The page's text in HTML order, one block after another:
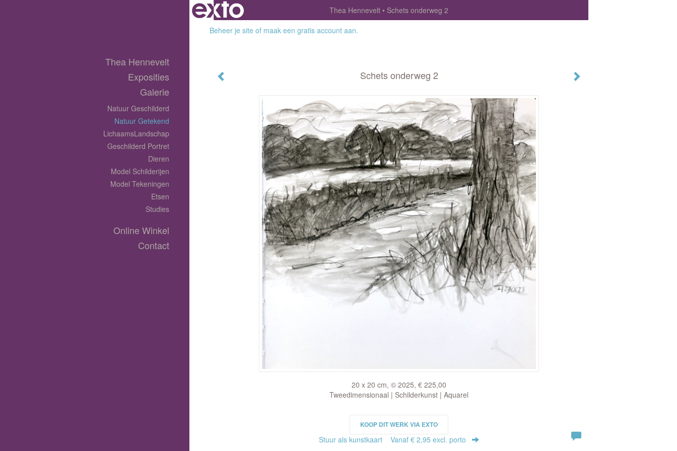
Thea Hennevelt
Schets onderweg 2
Beheer je site of maak een gratis account aan.
Schets onderweg 2
20 x 20 cm, © 2025, € 225,00
Tweedimensionaal | Schilderkunst | Aquarel
KOOP DIT WERK VIA EXTO
Stuur als kunstkaart Vanaf € 2,95 excl. porto
Thea Hennevelt
Exposities
Galerie
Natuur Geschilderd
Natuur Getekend
LichaamsLandschap
Geschilderd Portret
Dieren
Model Schilderijen
Model Tekeningen
Etsen
Studies
Online Winkel
Contact